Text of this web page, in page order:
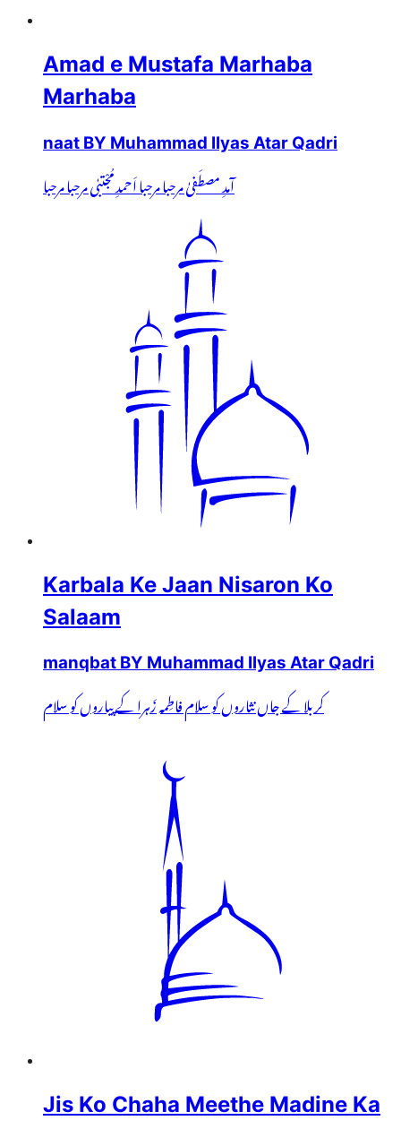
Amad e Mustafa Marhaba
Marhaba
naat BY Muhammad Ilyas Atar Qadri
آمدِ مصطَفیٰ مرحبا مرحبا اَحمدِ مُجْتبٰی مرحبا مرحبا
Karbala Ke Jaan Nisaron Ko
Salaam
manqbat BY Muhammad Ilyas Atar Qadri
کربلا کے جاں نثاروں کو سلام فاطِمہ زَہرا کے پیاروں کو سلام
Jis Ko Chaha Meethe Madine Ka